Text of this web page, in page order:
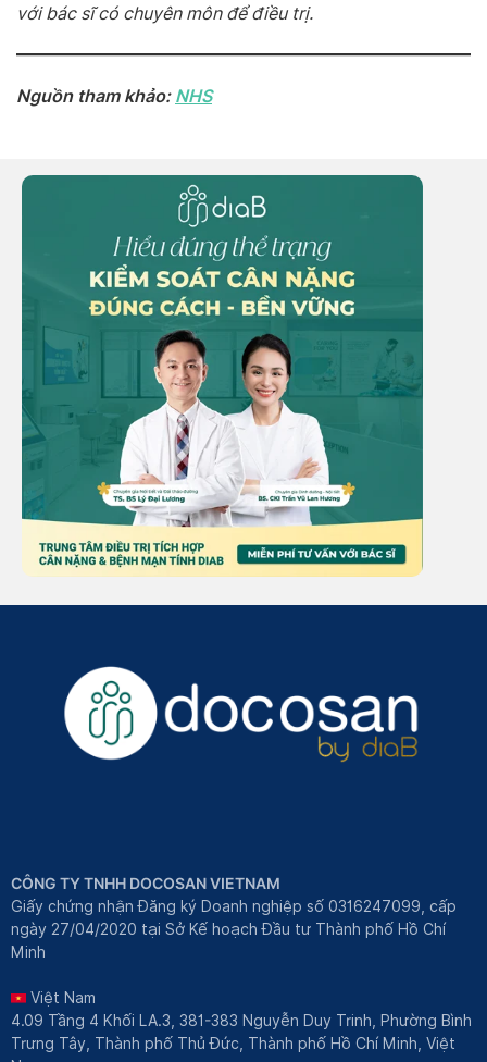
với bác sĩ có chuyên môn để điều trị.
Nguồn tham khảo: NHS
CÔNG TY TNHH DOCOSAN VIETNAM
Giấy chứng nhận Đăng ký Doanh nghiệp số 0316247099, cấp
ngày 27/04/2020 tại Sở Kế hoạch Đầu tư Thành phố Hồ Chí
Minh
Việt Nam
4.09 Tầng 4 Khối LA.3, 381-383 Nguyễn Duy Trinh, Phường Bình
Trưng Tây, Thành phố Thủ Đức, Thành phố Hồ Chí Minh, Việt